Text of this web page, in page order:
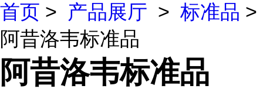
首页 > 产品展厅 > 标准品 >
阿昔洛韦标准品
阿昔洛韦标准品